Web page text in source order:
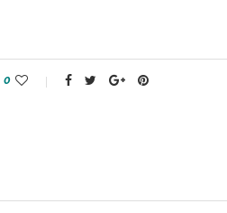
0